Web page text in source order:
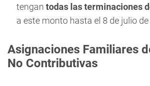
tengan todas las terminaciones
a este monto hasta el 8 de julio
Asignaciones Familiares
No Contributivas